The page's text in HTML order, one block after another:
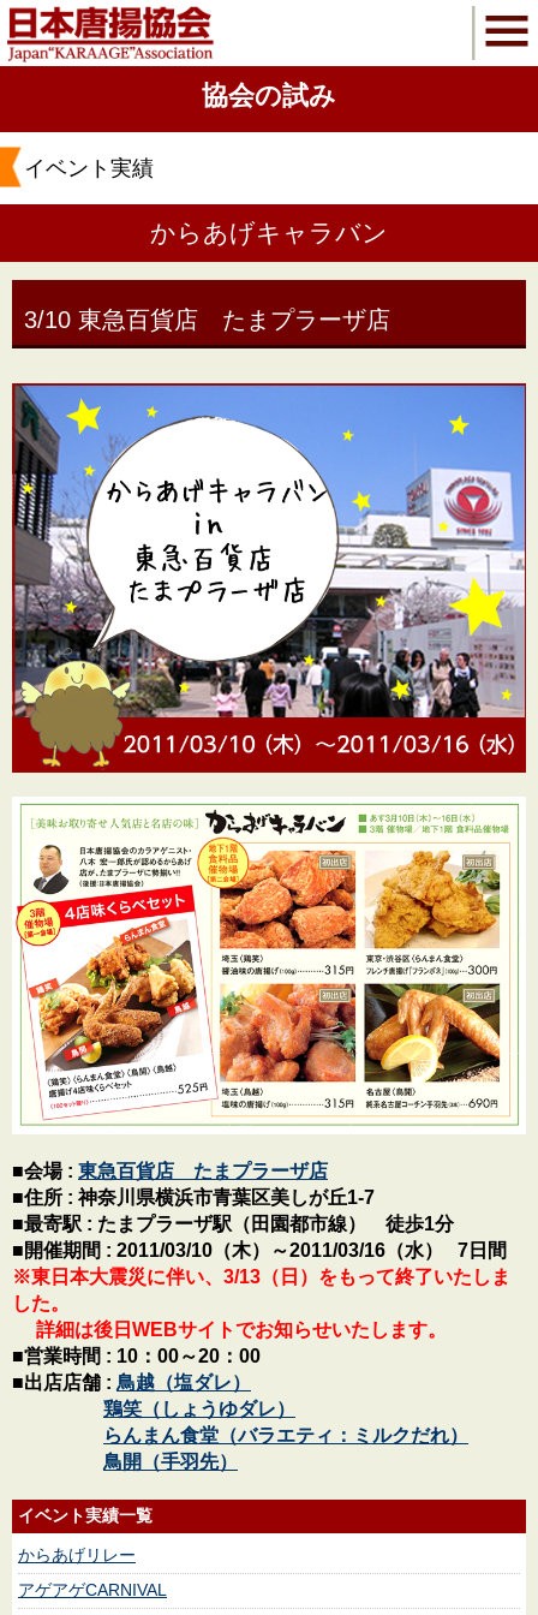
協会の試み
イベント実績
からあげキャラバン
3/10 東急百貨店 たまプラーザ店
■会場 : 東急百貨店 たまプラーザ店
■住所 : 神奈川県横浜市青葉区美しが丘1-7
■最寄駅 : たまプラーザ駅（田園都市線） 徒歩1分
■開催期間 : 2011/03/10（木）～2011/03/16（水） 7日間
※東日本大震災に伴い、3/13（日）をもって終了いたしま
した。
詳細は後日WEBサイトでお知らせいたします。
■営業時間 : 10：00～20：00
■出店店舗 : 鳥越（塩ダレ）
鶏笑（しょうゆダレ）
らんまん食堂（バラエティ：ミルクだれ）
鳥開（手羽先）
イベント実績一覧
からあげリレー
アゲアゲCARNIVAL